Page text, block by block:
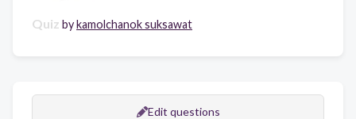
Quiz bykamolchanok suksawat
Edit questions